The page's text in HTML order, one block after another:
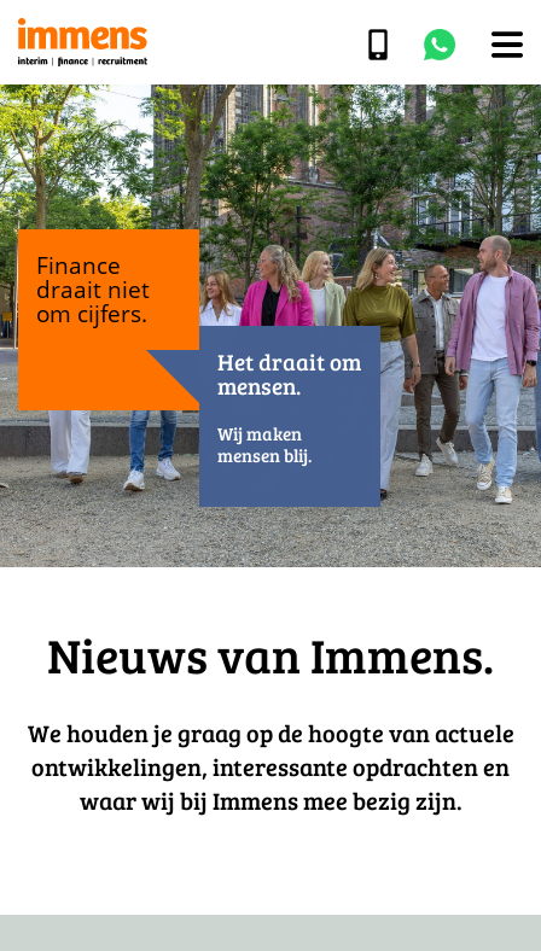
Finance
draait niet
om cijfers.
Het draait om
mensen.
Wij maken
mensen blij.
Nieuws van Immens.
We houden je graag op de hoogte van actuele
ontwikkelingen, interessante opdrachten en
waar wij bij Immens mee bezig zijn.